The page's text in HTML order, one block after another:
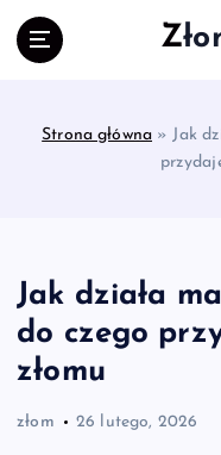
Strona główna »Jak
Jak działa
do czego
złomu
złom 26 lutego, 2026